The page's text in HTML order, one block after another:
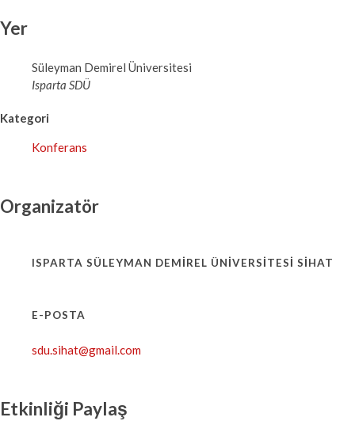
Yer
Süleyman Demirel Üniversitesi
Isparta SDÜ
Kategori
Konferans
Organizatör
ISPARTA SÜLEYMAN DEMIREL ÜNIVERSITESI SİHAT
E-POSTA
sdu.sihat@gmail.com
Etkinliği Paylaş